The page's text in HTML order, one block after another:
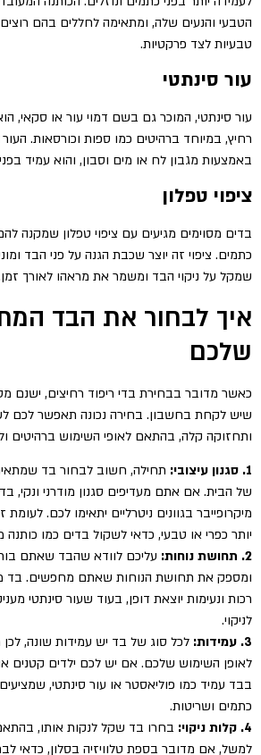
הטבעי והנעים שלה, ומתאימה לחללים בהם
טבעיות לצד פרקטיות.
עור סינתטי
עור סינתטי, המוכר גם בשם דמוי עור או סקאי,
רחיץ, במיוחד ברהיטים כמו ספות וכורסאות. העור
באמצעות מגבון לח או מים וסבון, והוא עמיד
ציפוי טפלון
בדים מסוימים מגיעים עם ציפוי טפלון שמקנה
כתמים. ציפוי זה יוצר שכבת הגנה על פני הבד
שמקל על ניקוי הבד ומשמר את מראהו לאורך
איך לבחור את הבד
שלכם
כאשר מדובר בבחירת בדי ריפוד רחיצים, ישנם
שיש לקחת בחשבון. בחירה נכונה תאפשר לכם
ותחזוקה קלה, בהתאם לאופי השימוש ברהיטים
1. סגנון עיצובי:
תחילה, חשוב לבחור בד שמתאים
של הבית. אם אתם מעדיפים סגנון מודרני ונקי,
מיקרופייבר בגוונים ניטרליים יתאימו לכם.
יותר כפרי או טבעי, כדאי לשקול בדים כמו
2. תחושת נוחות:
עליכם לוודא שהבד שאתם
ומספק את תחושת הנוחות שאתם מחפשים. בד
רכות ונעימות יוצאת דופן, בעוד שעור סינתטי
לניקוי.
3. עמידות:
לכל סוג של בד יש עמידות שונה,
לאופן השימוש שלכם. אם יש לכם ילדים קטנים
בבד עמיד כמו פוליאסטר או עור סינתטי,
כתמים ושריטות.
4. קלות ניקוי:
בחרו בד שקל לנקות אותו,
למשל, אם מדובר בספת טלוויזיה בסלון, כדאי